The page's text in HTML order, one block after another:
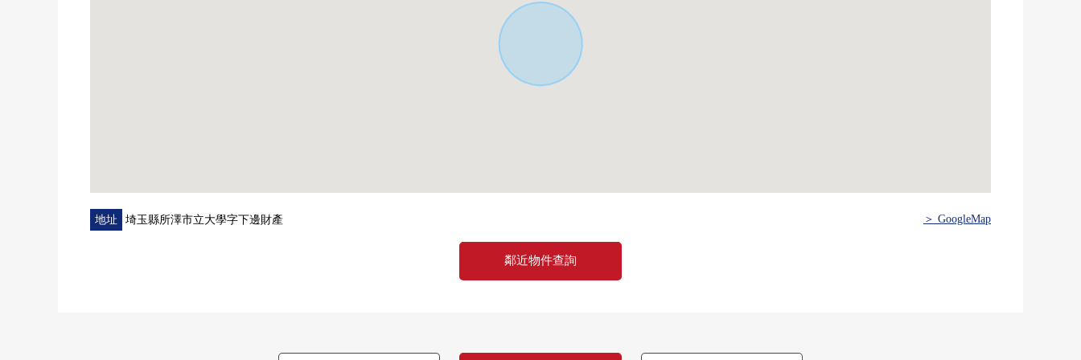
地址 埼玉縣所澤市立大學字下邊財產 ＞ GoogleMap
鄰近物件查詢